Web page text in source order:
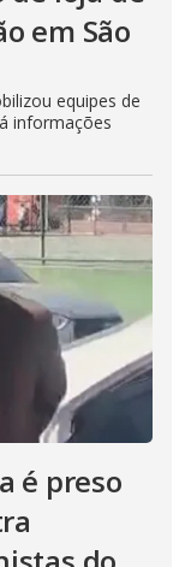
em São
equipes de
informações
é preso